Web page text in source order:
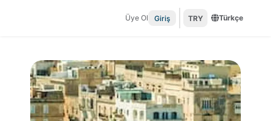
Üye Ol Giriş TRY Türkçe